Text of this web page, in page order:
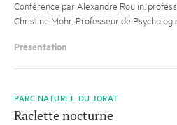
Conférence par Alexandre Roulin,
Christine Mohr, Professeur de
Presentation
PARC NATUREL DU JORAT
Raclette nocturne